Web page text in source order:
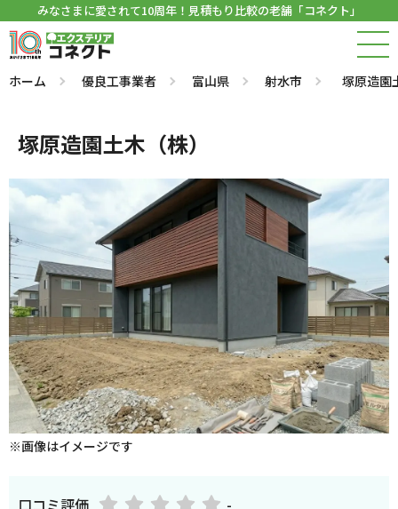
みなさまに愛されて10周年！見積もり比較の老舗「コネクト」
ホーム 優良工事業者 富山県 射水市 塚原造園
塚原造園土木（株）
※画像はイメージです
口コミ評価 -